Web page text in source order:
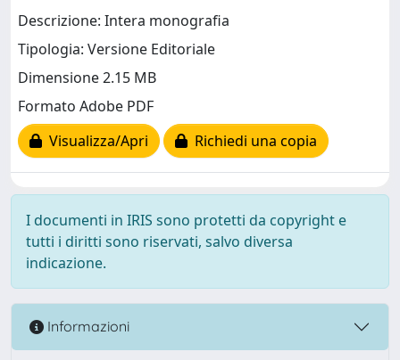
Descrizione: Intera monografia
Tipologia: Versione Editoriale
Dimensione 2.15 MB
Formato Adobe PDF
Visualizza/Apri
Richiedi una copia
I documenti in IRIS sono protetti da copyright e
tutti i diritti sono riservati, salvo diversa
indicazione.
Informazioni